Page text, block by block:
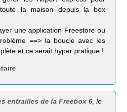
la maison depuis la box
une application Freestore ou
==> la boucle avec les
et ce serait hyper pratique !
entrailles de la Freebox 6 , le